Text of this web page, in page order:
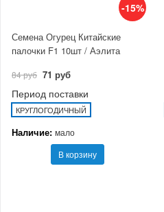
-15%
Семена Огурец Китайские
палочки F1 10шт / Аэлита
84 руб 71 руб
Период поставки
КРУГЛОГОДИЧНЫЙ
Наличие: мало
В корзину